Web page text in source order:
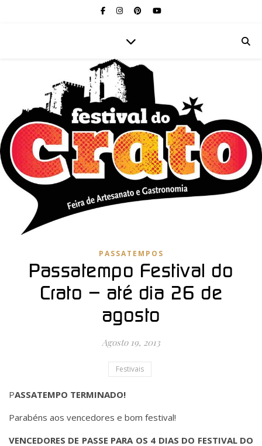
PASSATEMPOS
Passatempo Festival do
Crato – até dia 26 de
agosto
Agosto 19, 2013
Festivais
PASSATEMPO TERMINADO!
Parabéns aos vencedores e bom festival!
VENCEDORES DE PASSE PARA OS 4 DIAS DO FESTIVAL DO